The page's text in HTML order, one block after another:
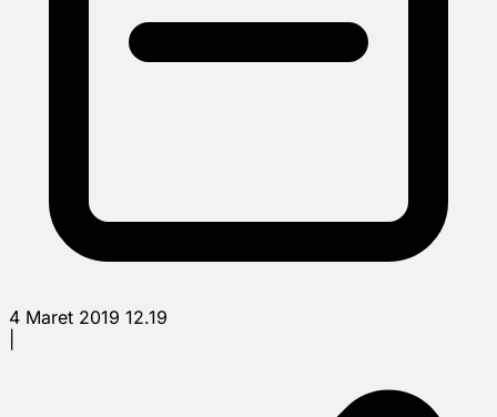
4 Maret 2019 12.19